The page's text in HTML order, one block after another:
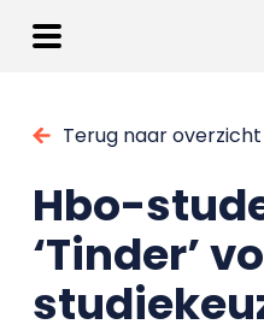
Terug naar overzicht
Hbo-
‘Tinder’